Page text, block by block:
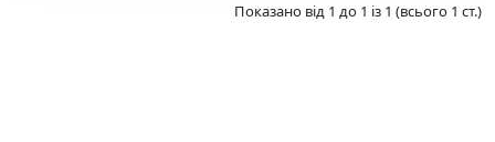
Показано від 1 до 1 із 1 (всього 1 ст.)